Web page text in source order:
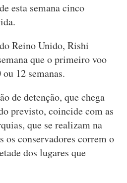
esta semana cinco
Reino Unido, Rishi
que o primeiro voo
12 semanas.
de detenção, que chega
previsto, coincide com as
que se realizam na
os conservadores correm o
dos lugares que